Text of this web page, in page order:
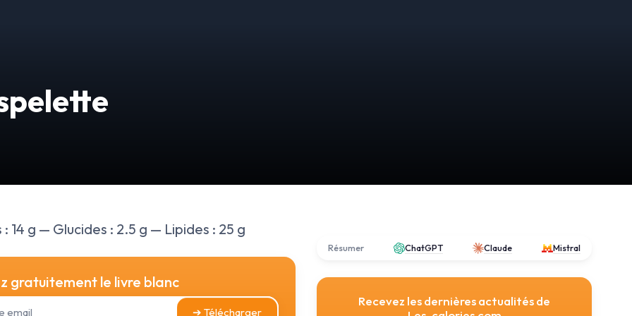
g — Glucides : 2.5 g — Lipides : 25 g
gratuitement le livre blanc
➔ Télécharger
Résumer ChatGPT Claude Mistral
Recevez les dernières actualités de